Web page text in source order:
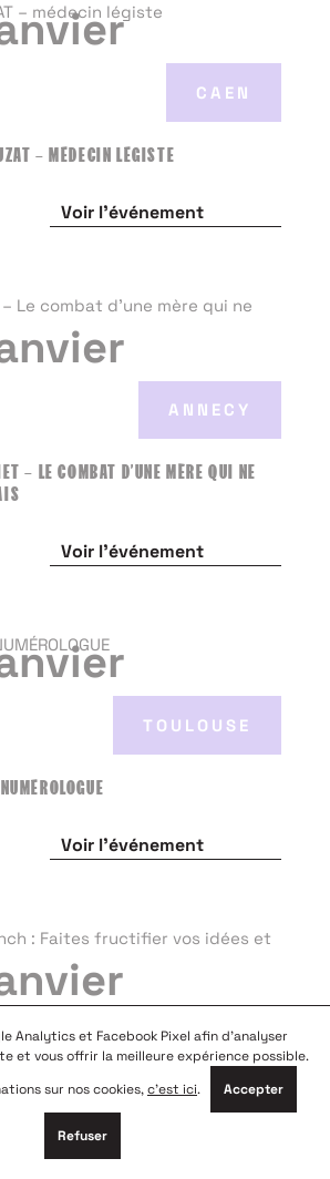
CAEN
– MÉDECIN LÉGISTE
Voir l'événement
ANNECY
– LE COMBAT D’UNE MÈRE QUI NE
Voir l'événement
TOULOUSE
Voir l'événement
RENNES
Analytics et Facebook Pixel afin d'analyser
et vous offrir la meilleure expérience possible.
sur nos cookies,c'est ici. Accepter
Refuser